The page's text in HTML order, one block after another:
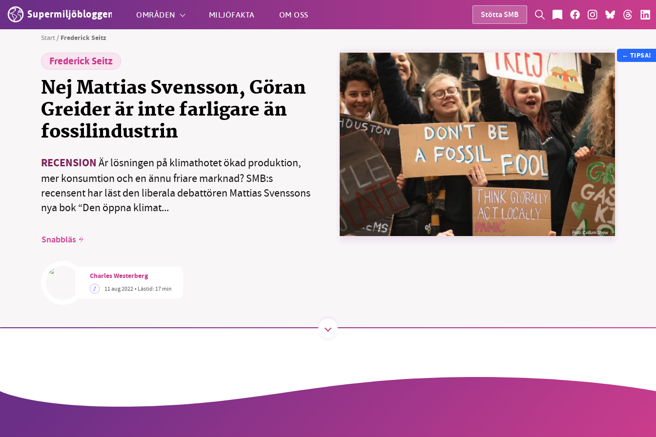
Supermiljöbloggen OMRÅDEN MILJÖFAKTA OM OSS Stötta SMB
Shift + S
Start / Frederick Seitz
Frederick Seitz
Nej Mattias Svensson, Göran
Greider är inte farligare än
fossilindustrin
RECENSION Är lösningen på klimathotet ökad produktion,
mer konsumtion och en ännu friare marknad? SMB:s
recensent har läst den liberala debattören Mattias Svenssons
nya bok “Den öppna klimat...
Snabbläs
Charles Westerberg
11 aug 2022• Lästid: 17 min
Foto:Callum Shaw
← TIPSA!
Läs vad vi vill göra